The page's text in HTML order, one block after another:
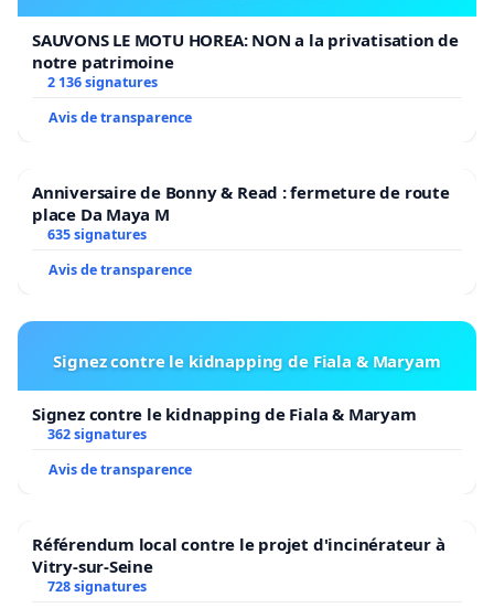
SAUVONS LE MOTU HOREA: NON a la privatisation de
notre patrimoine
2 136 signatures
Avis de transparence
Anniversaire de Bonny & Read : fermeture de route
place Da Maya M
635 signatures
Avis de transparence
Signez contre le kidnapping de Fiala & Maryam
Signez contre le kidnapping de Fiala & Maryam
362 signatures
Avis de transparence
Référendum local contre le projet d'incinérateur à
Vitry-sur-Seine
728 signatures